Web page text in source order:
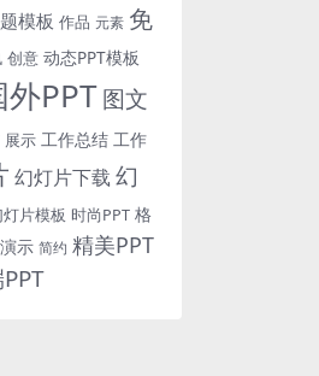
模板 作品 元素 免
创意 动态PPT模板
外PPT图文
展示 工作总结 工作
幻灯片下载 幻
灯片模板 时尚PPT 格
演示 简约 精美PPT